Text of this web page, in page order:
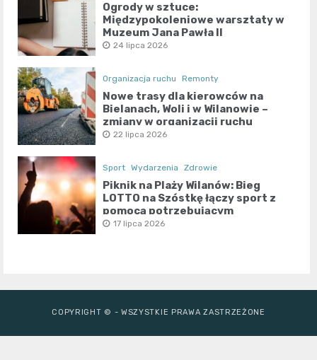
Ogrody w sztuce:
Międzypokoleniowe warsztaty w
Muzeum Jana Pawła II
24 lipca 2026
Organizacja ruchu Remonty
Nowe trasy dla kierowców na
Bielanach, Woli i w Wilanowie –
zmiany w organizacji ruchu
22 lipca 2026
Sport Wydarzenia Zdrowie
Piknik na Plaży Wilanów: Bieg
LOTTO na Szóstkę łączy sport z
pomocą potrzebującym
17 lipca 2026
COPYRIGHT © - WSZYSTKIE PRAWA ZASTRZEŻONE